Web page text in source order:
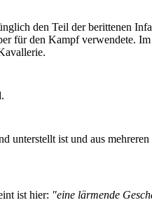
den Teil der berittenen
für den Kampf verwendete.
unterstellt ist und aus
ist hier: "eine lärmende